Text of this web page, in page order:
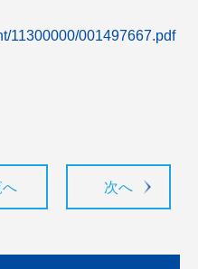
11300000/001497667.pdf
へ 次へ